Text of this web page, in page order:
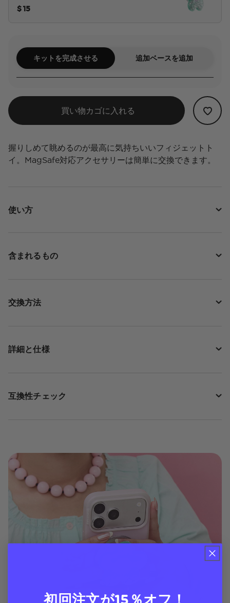
$ 15
キットを完成させる 追加ベースを追加
買い物カゴに入れる
握りしめて眺めるのが最高に気持ちいいフィジェットト
イ。MagSafe対応アクセサリーは簡単に交換できます。
使い方
含まれるもの
交換方法
詳細と仕様
互換性チェック
初回注文が15％オフ！